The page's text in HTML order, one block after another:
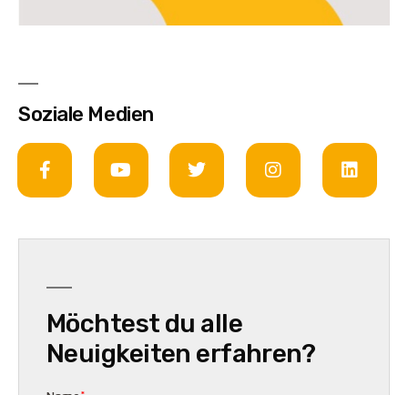
Soziale Medien
Möchtest du alle
Neuigkeiten erfahren?